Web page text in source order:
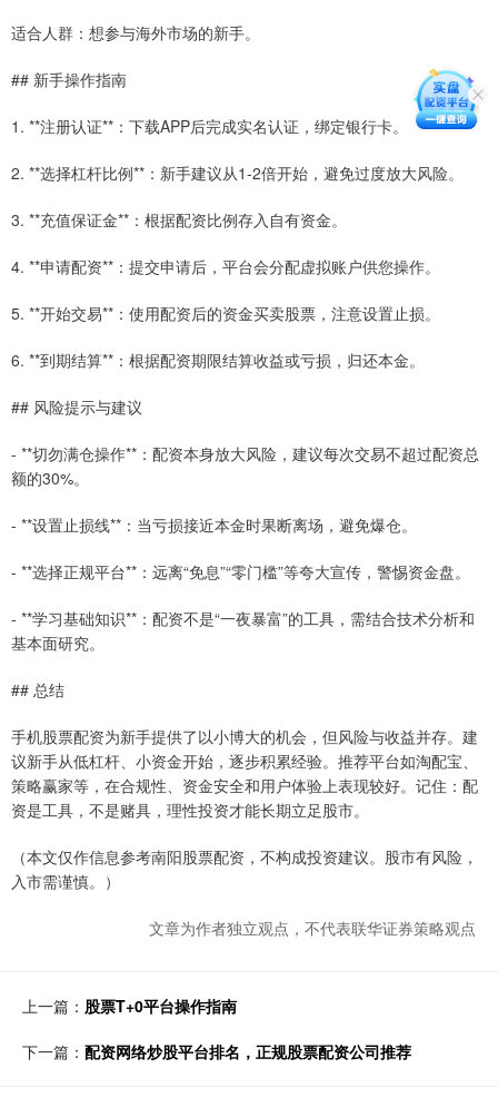
适合人群：想参与海外市场的新手。
## 新手操作指南
1. **注册认证**：下载APP后完成实名认证，绑定银行卡。
2. **选择杠杆比例**：新手建议从1-2倍开始，避免过度放大风险。
3. **充值保证金**：根据配资比例存入自有资金。
4. **申请配资**：提交申请后，平台会分配虚拟账户供您操作。
5. **开始交易**：使用配资后的资金买卖股票，注意设置止损。
6. **到期结算**：根据配资期限结算收益或亏损，归还本金。
## 风险提示与建议
- **切勿满仓操作**：配资本身放大风险，建议每次交易不超过配资总
额的30%。
- **设置止损线**：当亏损接近本金时果断离场，避免爆仓。
- **选择正规平台**：远离“免息”“零门槛”等夸大宣传，警惕资金盘。
- **学习基础知识**：配资不是“一夜暴富”的工具，需结合技术分析和
基本面研究。
## 总结
手机股票配资为新手提供了以小博大的机会，但风险与收益并存。建
议新手从低杠杆、小资金开始，逐步积累经验。推荐平台如淘配宝、
策略赢家等，在合规性、资金安全和用户体验上表现较好。记住：配
资是工具，不是赌具，理性投资才能长期立足股市。
（本文仅作信息参考南阳股票配资，不构成投资建议。股市有风险，
入市需谨慎。）
文章为作者独立观点，不代表联华证券策略观点
上一篇： 股票T+0平台操作指南
下一篇： 配资网络炒股平台排名，正规股票配资公司推荐